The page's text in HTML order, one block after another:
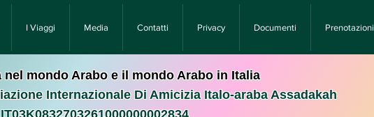
I Viaggi Media Contatti Privacy Documenti Prenotazioni
nel mondo Arabo e il mondo Arabo in Italia
Internazionale Di Amicizia Italo-araba Assadakah